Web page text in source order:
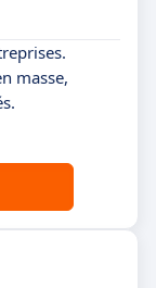
masse,